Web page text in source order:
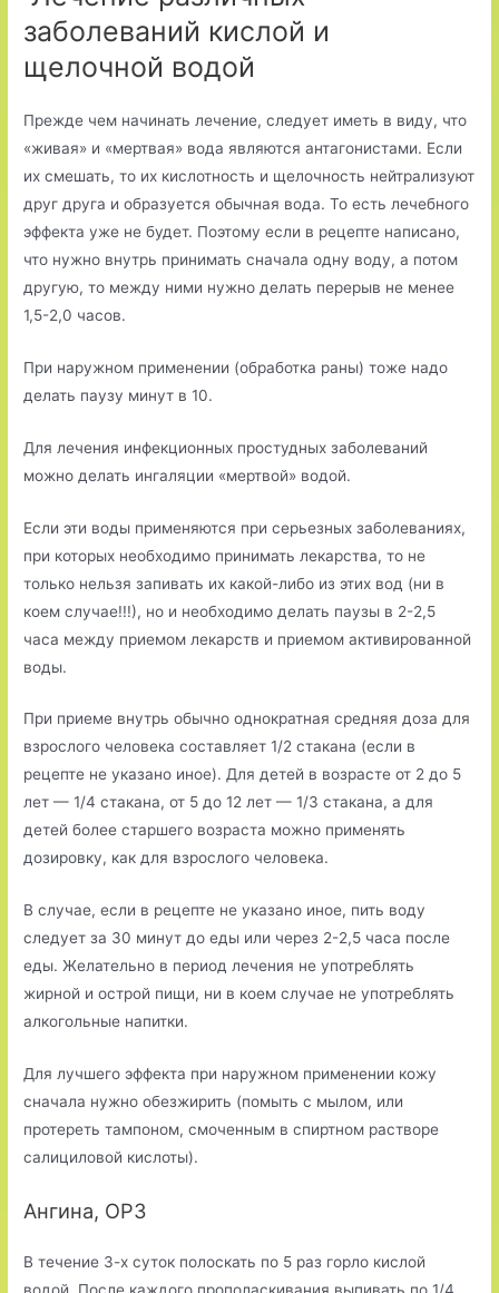
заболеваний кислой и
щелочной водой
Прежде чем начинать лечение, следует иметь в виду, что
«живая» и «мертвая» вода являются антагонистами. Если
их смешать, то их кислотность и щелочность нейтрализуют
друг друга и образуется обычная вода. То есть лечебного
эффекта уже не будет. Поэтому если в рецепте написано,
что нужно внутрь принимать сначала одну воду, а потом
другую, то между ними нужно делать перерыв не менее
1,5-2,0 часов.
При наружном применении (обработка раны) тоже надо
делать паузу минут в 10.
Для лечения инфекционных простудных заболеваний
можно делать ингаляции «мертвой» водой.
Если эти воды применяются при серьезных заболеваниях,
при которых необходимо принимать лекарства, то не
только нельзя запивать их какой-либо из этих вод (ни в
коем случае!!!), но и необходимо делать паузы в 2-2,5
часа между приемом лекарств и приемом активированной
воды.
При приеме внутрь обычно однократная средняя доза для
взрослого человека составляет 1/2 стакана (если в
рецепте не указано иное). Для детей в возрасте от 2 до 5
лет — 1/4 стакана, от 5 до 12 лет — 1/3 стакана, а для
детей более старшего возраста можно применять
дозировку, как для взрослого человека.
В случае, если в рецепте не указано иное, пить воду
следует за 30 минут до еды или через 2-2,5 часа после
еды. Желательно в период лечения не употреблять
жирной и острой пищи, ни в коем случае не употреблять
алкогольные напитки.
Для лучшего эффекта при наружном применении кожу
сначала нужно обезжирить (помыть с мылом, или
протереть тампоном, смоченным в спиртном растворе
салициловой кислоты).
Ангина, ОРЗ
В течение 3-х суток полоскать по 5 раз горло кислой